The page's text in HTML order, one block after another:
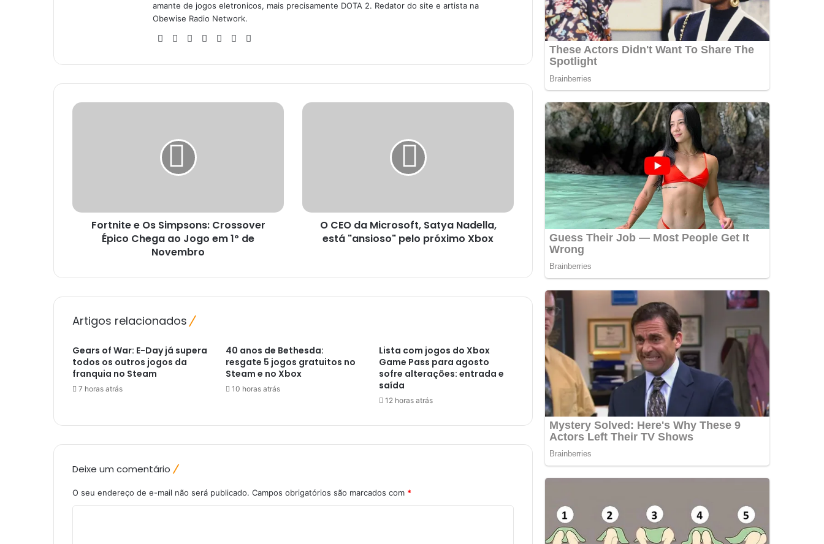
amante de jogos eletronicos, mais precisamente DOTA 2. Redator do site e artista na
Obewise Radio Network.
We
te
Fa
bo
ok
X
Yo
ub
e
Ins
ra
m
So
dCl
ou
F
e
m
o
n
:
C
r
o
v
r
p
i
Fortnite e Os Simpsons: Crossover
Épico Chega ao Jogo em 1º de
Novembro
O
c
f
y
a
l
s
t
O CEO da Microsoft, Satya Nadella,
está "ansioso" pelo próximo Xbox
Artigos relacionados
Gears of War: E-Day já supera
todos os outros jogos da
franquia no Steam
7 horas atrás
40 anos de Bethesda:
resgate 5 jogos gratuitos no
Steam e no Xbox
10 horas atrás
Lista com jogos do Xbox
Game Pass para agosto
sofre alterações: entrada e
saída
12 horas atrás
Deixe um comentário
O seu endereço de e-mail não será publicado. Campos obrigatórios são marcados com *